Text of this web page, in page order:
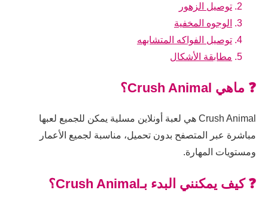
توصيل الزهور
الوجوه المخفية
توصيل الفواكه المتشابهه
مطابقة الأشكال
❓ ماهي Crush Animal؟
Crush Animal هي لعبة أونلاين مسلية يمكن للجميع لعبها
مباشرة عبر المتصفح بدون تحميل، مناسبة لجميع الأعمار
ومستويات المهارة.
❓ كيف يمكنني البدء بـCrush Animal؟